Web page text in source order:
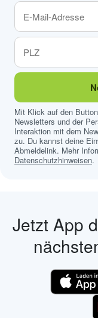
Mit Klick auf den
Newsletters und der
Interaktion mit dem
zu. Du kannst deine
Abmeldelink. Mehr
Datenschutzhinweisen.
Jetzt App